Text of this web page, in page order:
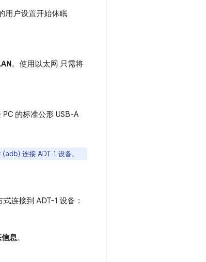
用户设置开始休眠
。使用以太网 只需将
的标准公形 USB-A
连接 ADT-1 设备。
连接到 ADT-1 设备：
息。